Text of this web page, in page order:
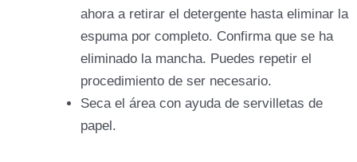
ahora a retirar el detergente hasta eliminar la
espuma por completo. Confirma que se ha
eliminado la mancha. Puedes repetir el
procedimiento de ser necesario.
Seca el área con ayuda de servilletas de
papel.